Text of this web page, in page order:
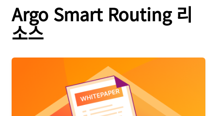
Argo Smart Routing 리
소스